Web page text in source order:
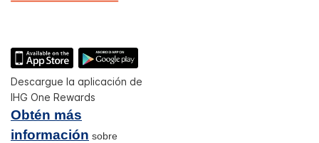
Descargue la aplicación de
IHG One Rewards
Obtén más
información sobre